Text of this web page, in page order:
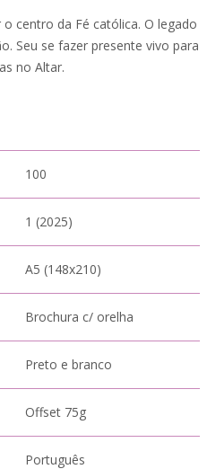
centro da Fé católica. O legado
Seu se fazer presente vivo para
no Altar.
100
1 (2025)
A5 (148x210)
Brochura c/ orelha
Preto e branco
Offset 75g
Português